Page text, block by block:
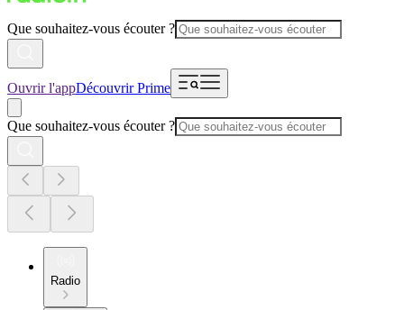
Que souhaitez-vous écouter ?
Ouvrir l'appDécouvrir Prime
Que souhaitez-vous écouter ?
Radio